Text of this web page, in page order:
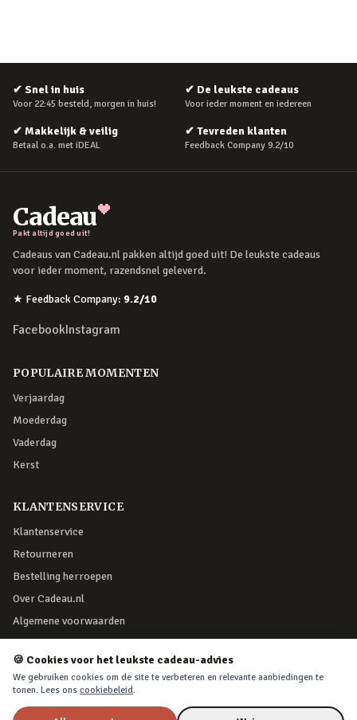
✔ Snel in huis
Voor 22:45 besteld, morgen in huis!
✔ De leukste cadeaus
Voor ieder moment en iedereen
✔ Makkelijk & veilig
Betaal o.a. met iDEAL
✔ Tevreden klanten
Feedback Company 9.2/10
Cadeau
Pakt altijd goed uit!
Cadeaus van Cadeau.nl pakken altijd goed uit! De leukste cadeaus
voor ieder moment, razendsnel geleverd.
★ Feedback Company: 9.2/10
FacebookInstagram
POPULAIRE MOMENTEN
Verjaardag
Moederdag
Vaderdag
Kerst
KLANTENSERVICE
Klantenservice
Retourneren
Bestelling herroepen
Over Cadeau.nl
Algemene voorwaarden
Privacy & cookies
VEILIG BETALEN
🍪 Cookies voor het leukste cadeau-advies
We gebruiken cookies om de site te verbeteren en relevante aanbiedingen te
tonen. Lees ons cookiebeleid.